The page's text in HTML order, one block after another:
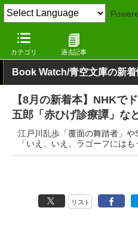
カテゴリ 過去記事
窓の杜 電子書籍・本
Book Watch/青空文庫の新着
【8月の新着本】NHKで
五郎「赤ひげ診療譚」な
江戸川乱歩「覆面の舞踏者」や
「いえ、いえ、ラゴーフには
リスト